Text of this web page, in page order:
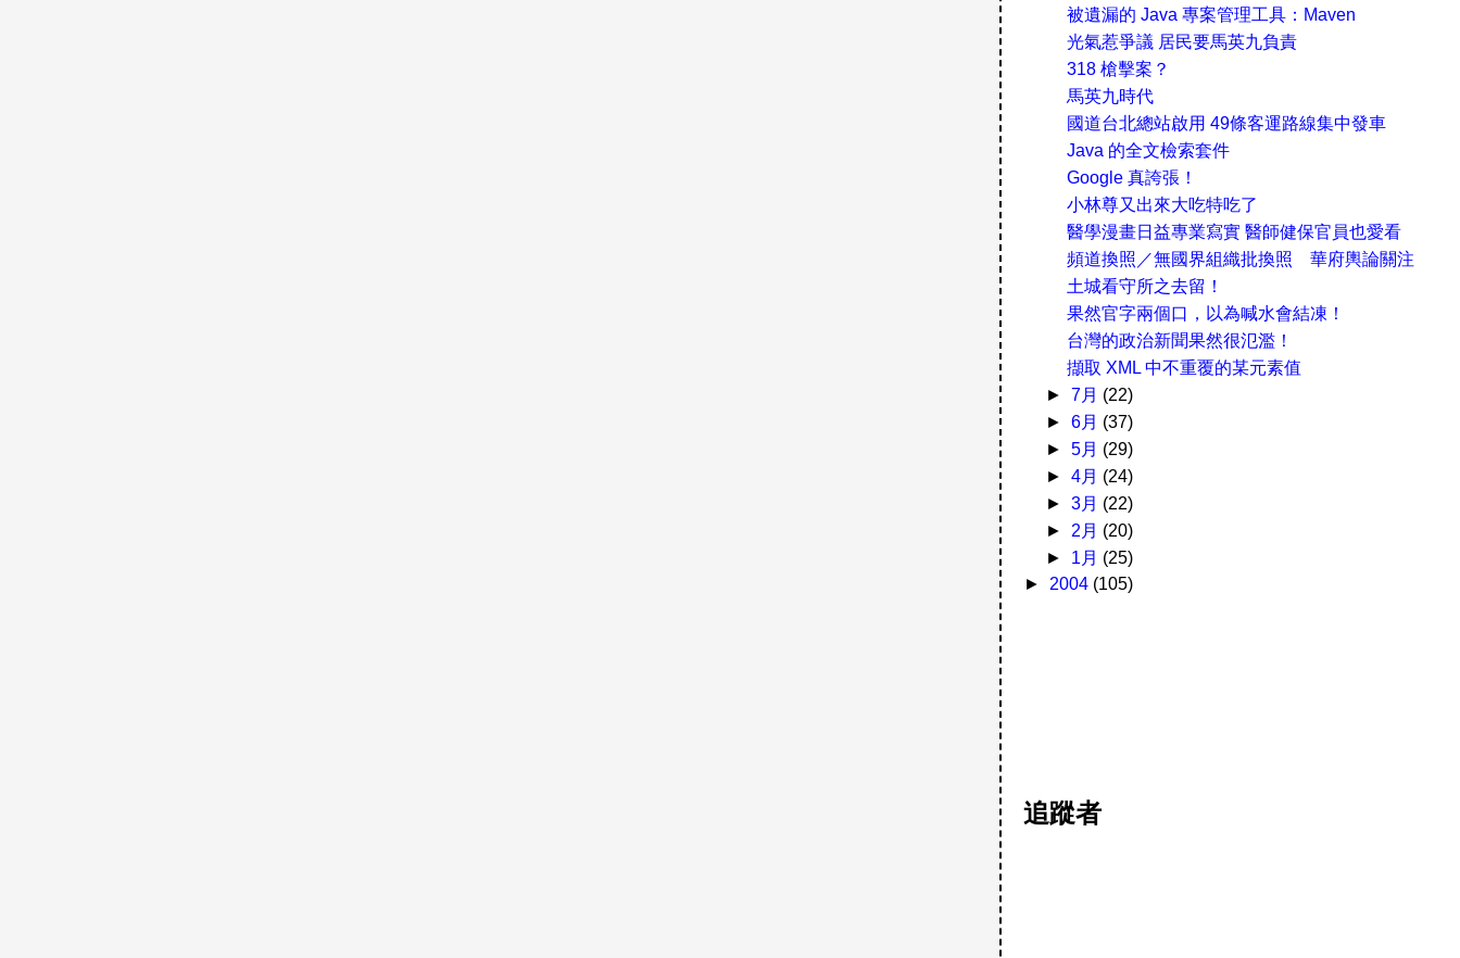
被遺漏的 Java 專案管理工具：Maven
光氣惹爭議 居民要馬英九負責
318 槍擊案？
馬英九時代
國道台北總站啟用 49條客運路線集中發車
Java 的全文檢索套件
Google 真誇張！
小林尊又出來大吃特吃了
醫學漫畫日益專業寫實 醫師健保官員也愛看
頻道換照／無國界組織批換照 華府輿論關注
土城看守所之去留！
果然官字兩個口，以為喊水會結凍！
台灣的政治新聞果然很氾濫！
擷取 XML 中不重覆的某元素值
► 7月 (22)
► 6月 (37)
► 5月 (29)
► 4月 (24)
► 3月 (22)
► 2月 (20)
► 1月 (25)
► 2004 (105)
追蹤者